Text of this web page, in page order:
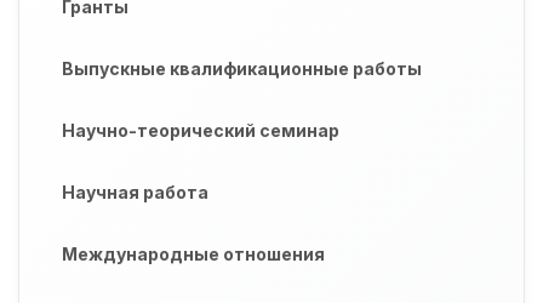
Гранты
Выпускные квалификационные работы
Научно-теорический семинар
Научная работа
Международные отношения